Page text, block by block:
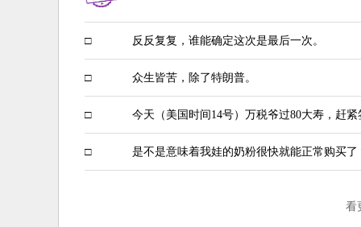
□ 反反复复，谁能确定这次是最后一次。
□ 众生皆苦，除了特朗普。
□ 今天（美国时间14号）万税爷过80大寿，赶
□ 是不是意味着我娃的奶粉很快就能正常购买了
看